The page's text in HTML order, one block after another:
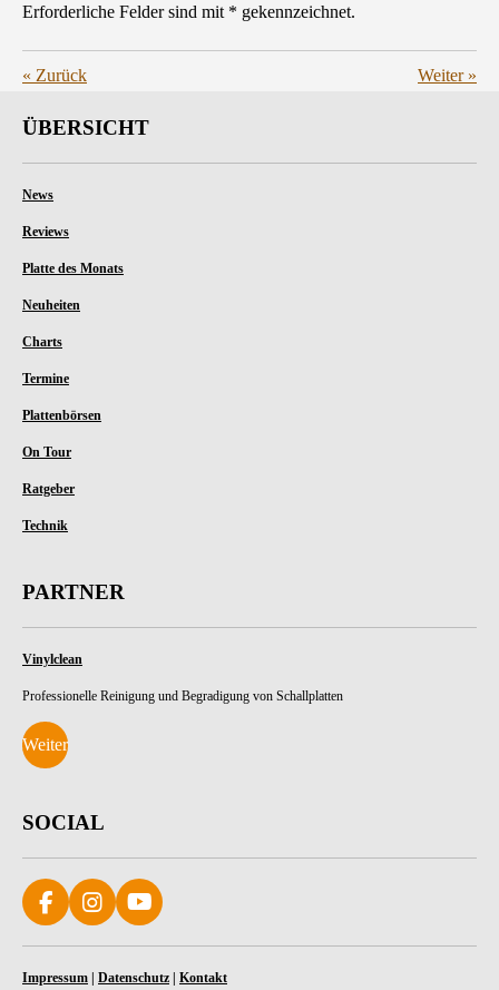
Erforderliche Felder sind mit * gekennzeichnet.
« Zurück Weiter»
ÜBERSICHT
News
Reviews
Platte des Monats
Neuheiten
Charts
Termine
Plattenbörsen
On Tour
Ratgeber
Technik
PARTNER
Vinylclean
Professionelle Reinigung und Begradigung von Schallplatten
Weiter
SOCIAL
F
a
c
e
I
n
s
t
Y
o
u
T
Impressum | Datenschutz | Kontakt